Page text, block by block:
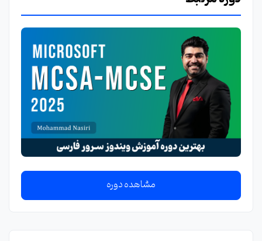
مشاهده دوره